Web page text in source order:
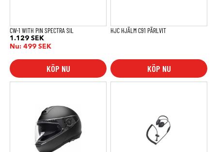
CW-1 WITH PIN SPECTRA SIL
1.129 SEK
Nu: 499 SEK
KÖP NU
HJC HJÄLM C91 PÄRLVIT
KÖP NU
varianter.
alternativen